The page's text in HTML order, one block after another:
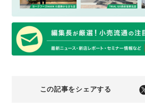
この記事をシェアする